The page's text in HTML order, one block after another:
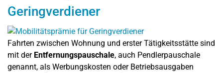
Geringverdiener
Fahrten zwischen Wohnung und erster Tätigkeitsstätte sind
mit der Entfernungspauschale, auch Pendlerpauschale
genannt, als Werbungskosten oder Betriebsausgaben